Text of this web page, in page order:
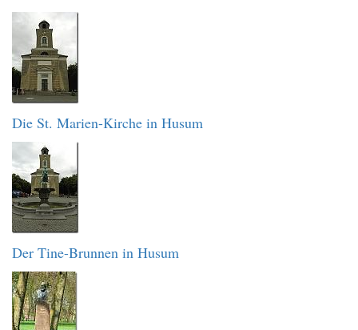
Die St. Marien-Kirche in Husum
Der Tine-Brunnen in Husum